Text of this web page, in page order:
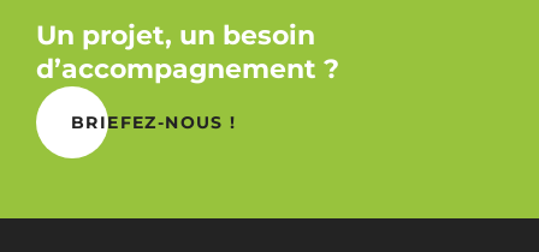
Un projet, un besoin
d’accompagnement ?
BRIEFEZ-NOUS !